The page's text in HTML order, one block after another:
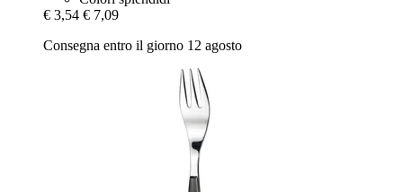
€ 3,54 € 7,09
Consegna entro il giorno 12 agosto